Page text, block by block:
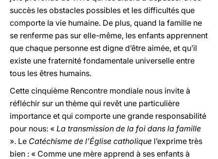
succès les obstacles possibles et les difficultés que
comporte la vie humaine. De plus, quand la famille ne
se renferme pas sur elle-même, les enfants apprennent
que chaque personne est digne d’être aimée, et qu’il
existe une fraternité fondamentale universelle entre
tous les êtres humains.
Cette cinquième Rencontre mondiale nous invite à
réfléchir sur un thème qui revêt une particulière
importance et qui comporte une grande responsabilité
pour nous: « La transmission de la foi dans la famille
». Le Catéchisme de l’Église catholique l’exprime très
bien : « Comme une mère apprend à ses enfants à